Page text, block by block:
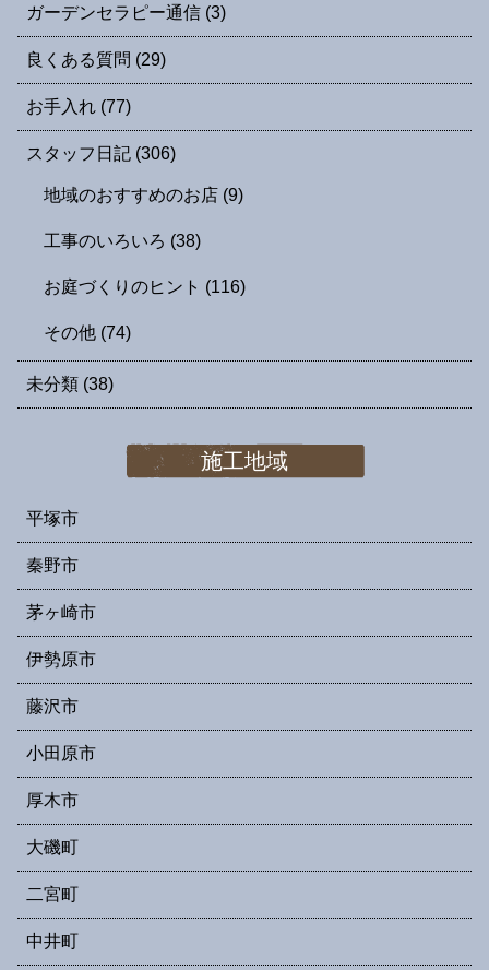
ガーデンセラピー通信 (3)
良くある質問 (29)
お手入れ (77)
スタッフ日記 (306)
地域のおすすめのお店 (9)
工事のいろいろ (38)
お庭づくりのヒント (116)
その他 (74)
未分類 (38)
施工地域
平塚市
秦野市
茅ヶ崎市
伊勢原市
藤沢市
小田原市
厚木市
大磯町
二宮町
中井町